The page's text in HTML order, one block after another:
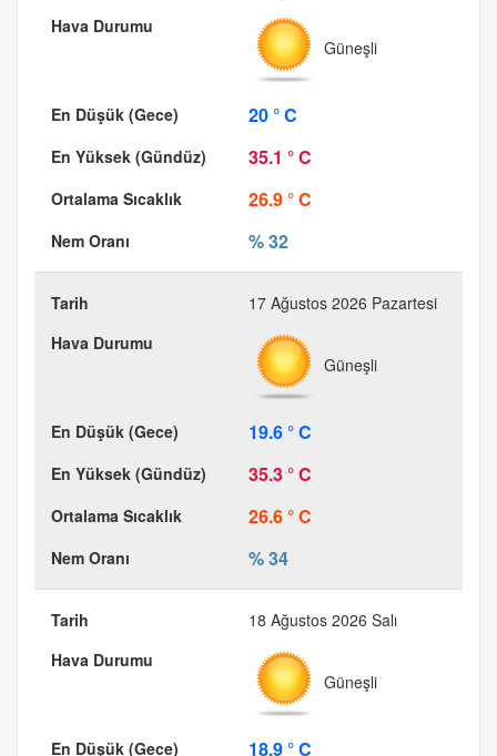
Güneşli
20 ° C
35.1 ° C
26.9 ° C
% 32
17 Ağustos 2026 Pazartesi
Güneşli
19.6 ° C
35.3 ° C
26.6 ° C
% 34
18 Ağustos 2026 Salı
Güneşli
18.9 ° C